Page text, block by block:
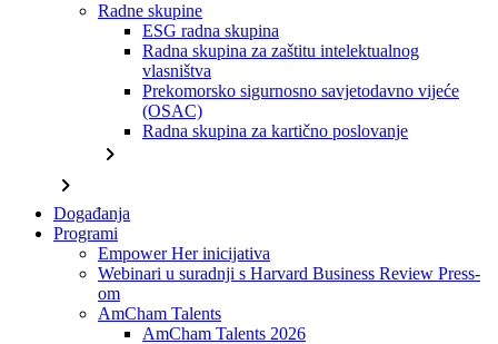
Radne skupine
ESG radna skupina
Radna skupina za zaštitu intelektualnog
vlasništva
Prekomorsko sigurnosno savjetodavno vijeće
(OSAC)
Radna skupina za kartično poslovanje
chevron_right
chevron_right
Događanja
Programi
Empower Her inicijativa
Webinari u suradnji s Harvard Business Review Press-
om
AmCham Talents
AmCham Talents 2026